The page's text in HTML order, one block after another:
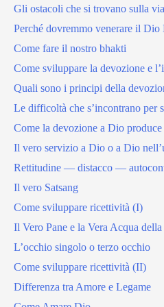
Gli ostacoli che si trovano sulla via
Perché dovremmo venerare il Dio
Come fare il nostro bhakti
Come sviluppare la devozione e
Quali sono i principi della
Le difficoltà che s’incontrano per
Come la devozione a Dio
Il vero servizio a Dio o a Dio
Rettitudine — distacco —
Il vero Satsang
Come sviluppare ricettività (I)
Il Vero Pane e la Vera Acqua
L’occhio singolo o terzo occhio
Come sviluppare ricettività (II)
Differenza tra Amore e Legame